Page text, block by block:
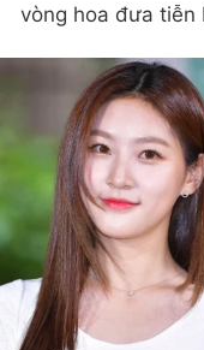
vòng hoa đưa tiễn